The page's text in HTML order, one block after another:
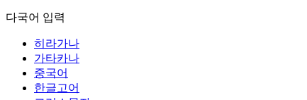
다국어 입력
히라가나
가타카나
중국어
한글고어